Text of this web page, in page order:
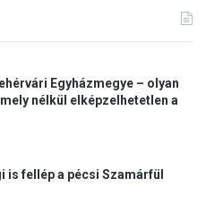
Egyházmegye – olyan
nélkül elképzelhetetlen a
is fellép a pécsi Szamárfül